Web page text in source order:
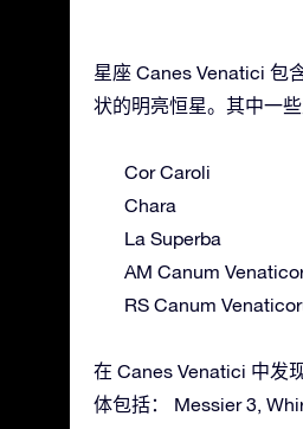
星座 Canes Venatici 包
状的明亮恒星。其中一些
Cor Caroli
Chara
La Superba
AM Canum
RS Canum
在 Canes Venatici 中发
体包括： Messier 3,